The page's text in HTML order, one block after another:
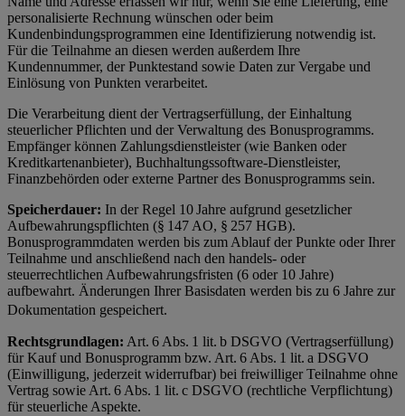
personalisierte Rechnung wünschen oder beim
Kundenbindungsprogrammen eine Identifizierung notwendig ist.
Für die Teilnahme an diesen werden außerdem Ihre
Kundennummer, der Punktestand sowie Daten zur Vergabe und
Einlösung von Punkten verarbeitet.
Die Verarbeitung dient der Vertragserfüllung, der Einhaltung
steuerlicher Pflichten und der Verwaltung des Bonusprogramms.
Empfänger können Zahlungsdienstleister (wie Banken oder
Kreditkartenanbieter), Buchhaltungssoftware-Dienstleister,
Finanzbehörden oder externe Partner des Bonusprogramms sein.
Speicherdauer: In der Regel 10 Jahre aufgrund gesetzlicher
Aufbewahrungspflichten (§ 147 AO, § 257 HGB).
Bonusprogrammdaten werden bis zum Ablauf der Punkte oder Ihrer
Teilnahme und anschließend nach den handels- oder
steuerrechtlichen Aufbewahrungsfristen (6 oder 10 Jahre)
aufbewahrt. Änderungen Ihrer Basisdaten werden bis zu 6 Jahre zur
Dokumentation gespeichert.
Rechtsgrundlagen: Art. 6 Abs. 1 lit. b DSGVO (Vertragserfüllung)
für Kauf und Bonusprogramm bzw. Art. 6 Abs. 1 lit. a DSGVO
(Einwilligung, jederzeit widerrufbar) bei freiwilliger Teilnahme ohne
Vertrag sowie Art. 6 Abs. 1 lit. c DSGVO (rechtliche Verpflichtung)
für steuerliche Aspekte.